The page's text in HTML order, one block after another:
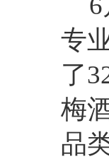
专
了
梅
品